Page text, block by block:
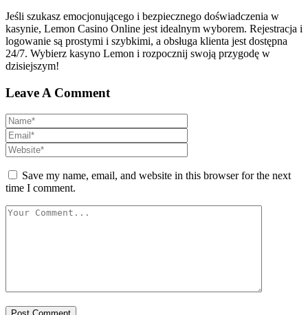
Jeśli szukasz emocjonującego i bezpiecznego doświadczenia w
kasynie, Lemon Casino Online jest idealnym wyborem. Rejestracja i
logowanie są prostymi i szybkimi, a obsługa klienta jest dostępna
24/7. Wybierz kasyno Lemon i rozpocznij swoją przygodę w
dzisiejszym!
Leave A Comment
Save my name, email, and website in this browser for the next
time I comment.